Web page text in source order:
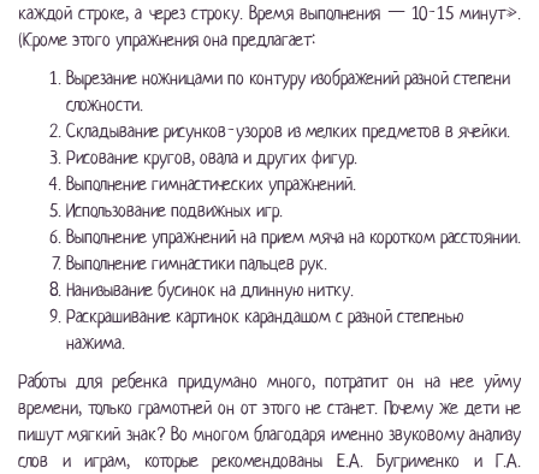
каждой строке, а через строку. Время выполнения — 10-15 минут».
(Кроме этого упражнения она предлагает:
Вырезание ножницами по контуру изображений разной степени
сложности.
Складывание рисунков-узоров из мелких предметов в ячейки.
Рисование кругов, овала и других фигур.
Выполнение гимнастических упражнений.
Использование подвижных игр.
Выполнение упражнений на прием мяча на коротком расстоянии.
Выполнение гимнастики пальцев рук.
Нанизывание бусинок на длинную нитку.
Раскрашивание картинок карандашом с разной степенью
нажима.
Работы для ребенка придумано много, потратит он на нее уйму
времени, только грамотней он от этого не станет. Почему же дети не
пишут мягкий знак? Во многом благодаря именно звуковому анализу
слов и играм, которые рекомендованы Е.А. Бугрименко и Г.А.